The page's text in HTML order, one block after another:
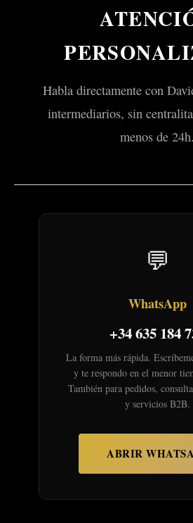
Habla directamente con
intermediarios, sin
menos de 24h.
💬
WhatsApp
+34 635 184
La forma más rápida.
y te respondo en el menor
También para pedidos,
y servicios B2B.
ABRIR